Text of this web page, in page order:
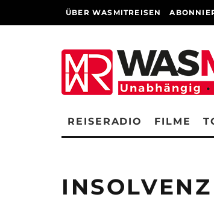
ÜBER WASMITREISEN
REISERADIO FILME
INSOLVENZ